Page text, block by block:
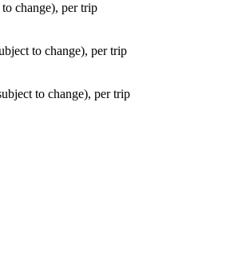
change), per trip
to change), per trip
to change), per trip